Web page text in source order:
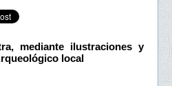
mediante ilustraciones y
local